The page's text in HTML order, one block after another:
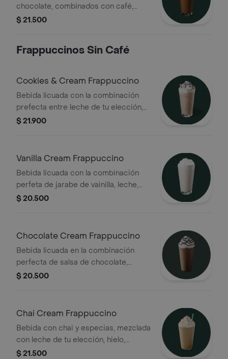
chocolate, combinados con café,
leche y hielo. Cubierta con crema
$ 21.500
Frappuccinos Sin Café
Cookies & Cream Frappuccino
Bebida licuada con la combinación
prefecta entre leche de tu elección,
salsa de mocha blanco, chips de
$ 21.900
Vanilla Cream Frappuccino
Bebida licuada con la combinación
perfeta de jarabe de vainilla, leche,
hielo y cubierta con crema batida
$ 20.500
Chocolate Cream Frappuccino
Bebida licuada en la combinación
perfecta de salsa de chocolate,
jarabe de vainilla, hielo y leche de tu
$ 20.500
Chai Cream Frappuccino
Bebida con chai y especias, mezclada
con leche de tu elección, hielo,
cubierta con crema chantillí y polvo
$ 21.500